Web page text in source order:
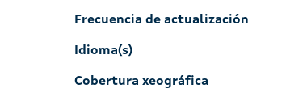
Frecuencia de actualización
Idioma(s)
Cobertura xeográfica